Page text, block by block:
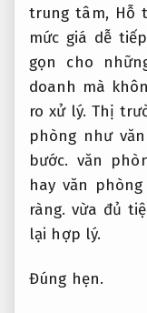
trung tâm, Hỗ
mức giá dễ
gọn cho
doanh mà
ro xử lý. Thị
phòng như
bước. văn
hay văn
ràng. vừa đủ
lại hợp lý.
Đúng hẹn.